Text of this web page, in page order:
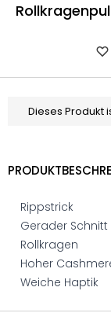
Dieses Produkt
Rippstrick
Gerader Schnitt
Rollkragen
Hoher
Weiche Haptik